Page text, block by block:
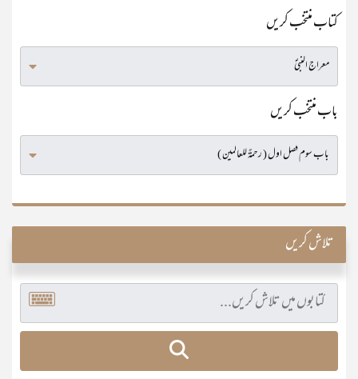
کتاب منتخب کریں
باب منتخب کریں
تلاش کریں